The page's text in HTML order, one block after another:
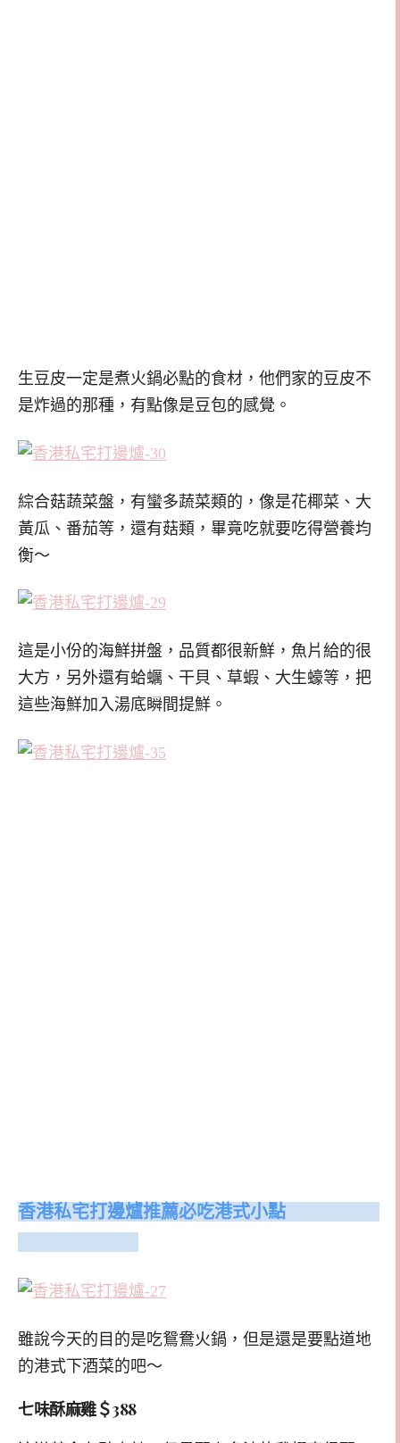
生豆皮一定是煮火鍋必點的食材，他們家的豆皮不
是炸過的那種，有點像是豆包的感覺。
綜合菇蔬菜盤，有蠻多蔬菜類的，像是花椰菜、大
黃瓜、番茄等，還有菇類，畢竟吃就要吃得營養均
衡～
這是小份的海鮮拼盤，品質都很新鮮，魚片給的很
大方，另外還有蛤蠣、干貝、草蝦、大生蠔等，把
這些海鮮加入湯底瞬間提鮮。
香港私宅打邊爐推薦必吃港式小點
雖說今天的目的是吃鴛鴦火鍋，但是還是要點道地
的港式下酒菜的吧～
七味酥麻雞＄388